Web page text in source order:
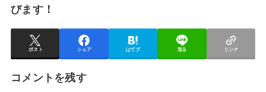
びます！
ポスト シェア はてブ 送る リンク
コメントを残す